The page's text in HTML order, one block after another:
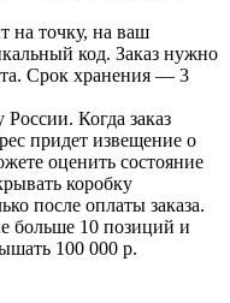
на точку, на ваш
код. Заказ нужно
Срок хранения — 3
России. Когда заказ
придет извещение о
оценить состояние
коробку
после оплаты заказа.
больше 10 позиций и
100 000 р.